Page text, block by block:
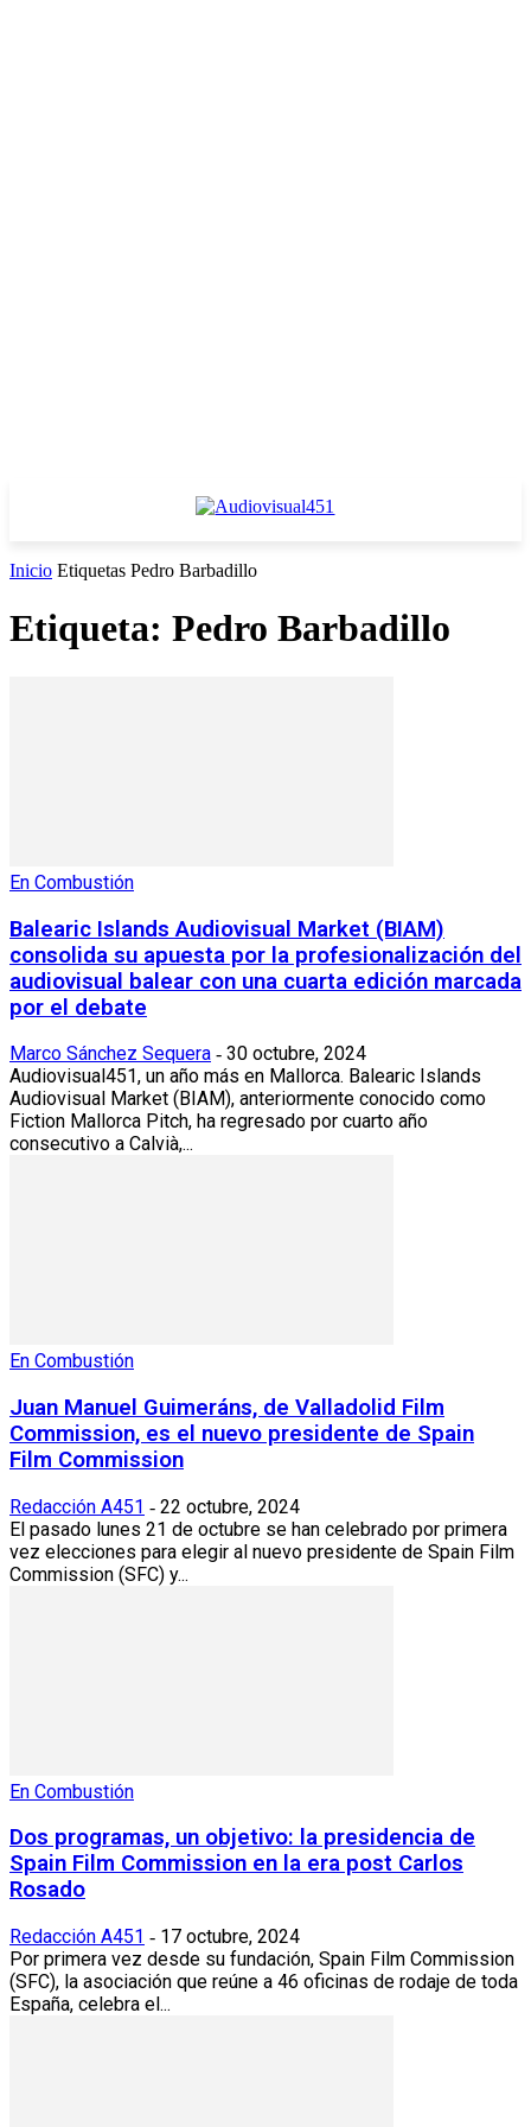
Inicio Etiquetas Pedro Barbadillo
Etiqueta: Pedro Barbadillo
En Combustión
Balearic Islands Audiovisual Market (BIAM)
consolida su apuesta por la profesionalización del
audiovisual balear con una cuarta edición marcada
por el debate
Marco Sánchez Sequera - 30 octubre, 2024
Audiovisual451, un año más en Mallorca. Balearic Islands
Audiovisual Market (BIAM), anteriormente conocido como
Fiction Mallorca Pitch, ha regresado por cuarto año
consecutivo a Calvià,...
En Combustión
Juan Manuel Guimeráns, de Valladolid Film
Commission, es el nuevo presidente de Spain
Film Commission
Redacción A451 - 22 octubre, 2024
El pasado lunes 21 de octubre se han celebrado por primera
vez elecciones para elegir al nuevo presidente de Spain Film
Commission (SFC) y...
En Combustión
Dos programas, un objetivo: la presidencia de
Spain Film Commission en la era post Carlos
Rosado
Redacción A451 - 17 octubre, 2024
Por primera vez desde su fundación, Spain Film Commission
(SFC), la asociación que reúne a 46 oficinas de rodaje de toda
España, celebra el...